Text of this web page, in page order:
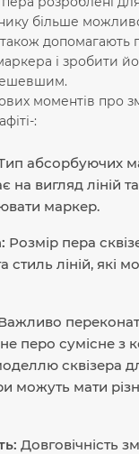
більше
також
і зробити
моментів про
:
абсорбуючих
на вигляд ліній
маркер.
Розмір пера
стиль ліній, які
перо сумісне з
сквізера
можуть мати
Довговічність